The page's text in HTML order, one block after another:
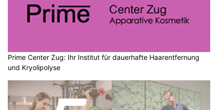
Prime Center Zug: Ihr Institut für dauerhafte Haarentfernung
und Kryolipolyse